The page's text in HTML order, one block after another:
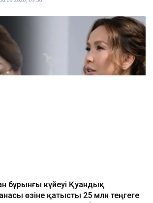
кімдер 2,4 млн теңге жалақы
кеше, 17:59
Турлов Нұрәлі Әлиевке тиесілі болған
25 млн теңге талап етті
09:30